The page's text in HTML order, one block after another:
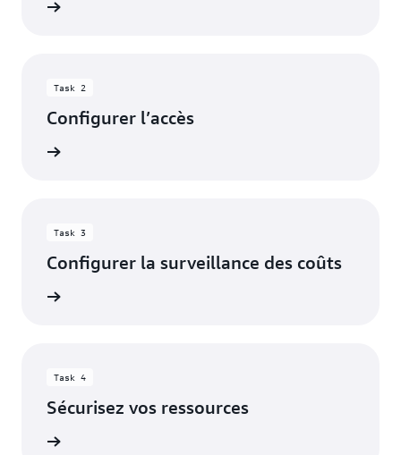
Task 2
Configurer l’accès
Task 3
Configurer la surveillance des coûts
Task 4
Sécurisez vos ressources